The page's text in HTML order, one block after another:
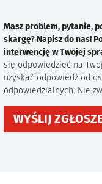
Masz problem, pytanie,
skargę? Napisz do nas!
interwencję w Twojej
się odpowiedzieć na
uzyskać odpowiedź od
odpowiedzialnych. Nie
WYŚLIJ